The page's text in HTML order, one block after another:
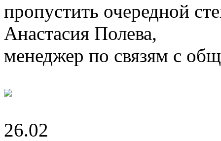
пропустить очередной
Анастасия Полева,
менеджер по связям с
26.02